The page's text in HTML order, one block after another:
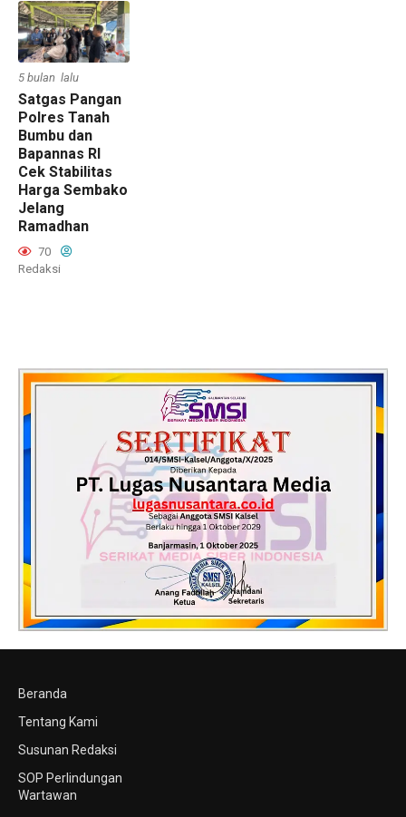
5 bulan lalu
Satgas Pangan
Polres Tanah
Bumbu dan
Bapannas RI
Cek Stabilitas
Harga Sembako
Jelang
Ramadhan
70
Redaksi
Beranda
Tentang Kami
Susunan Redaksi
SOP Perlindungan
Wartawan